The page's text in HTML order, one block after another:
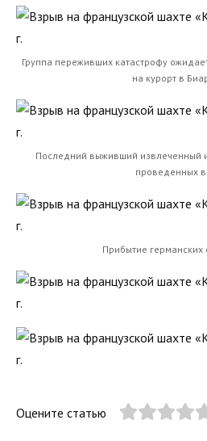
Группа переживших катастрофу
на курорт в
Последний выживший извлеченный
проведенных
Прибытие германских
Оцените статью